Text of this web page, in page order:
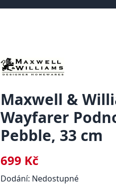
Maxwell &
Wayfarer
Pebble, 33 cm
699 Kč
Dodání: Nedostupné